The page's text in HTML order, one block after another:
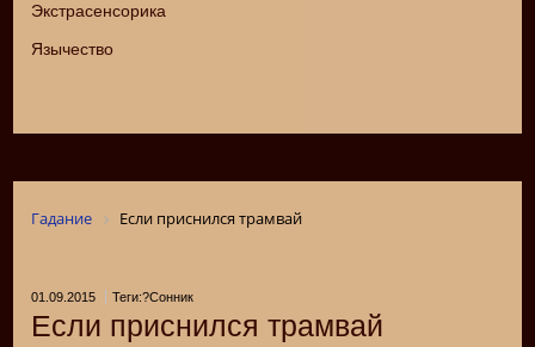
Экстрасенсорика
Язычество
Гадание Если приснился трамвай
01.09.2015 Теги:?Сонник
Если приснился трамвай